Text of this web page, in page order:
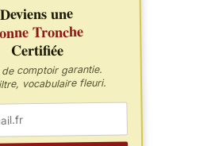
Deviens une
Tronche
Certifiée
comptoir garantie.
vocabulaire fleuri.